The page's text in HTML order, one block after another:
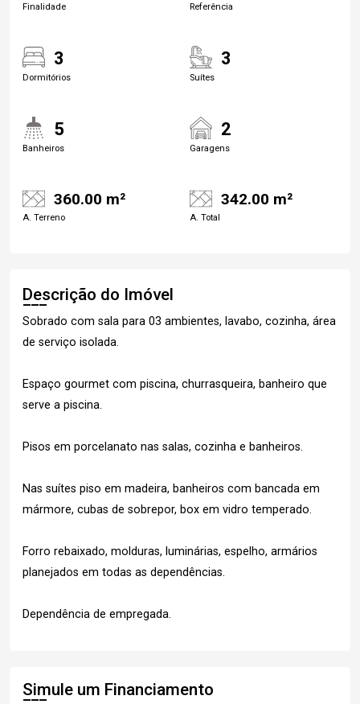
Finalidade Referência
3
Dormitórios
3
Suítes
5
Banheiros
2
Garagens
360.00 m²
A. Terreno
342.00 m²
A. Total
Descrição do Imóvel
Sobrado com sala para 03 ambientes, lavabo, cozinha, área
de serviço isolada.
Espaço gourmet com piscina, churrasqueira, banheiro que
serve a piscina.
Pisos em porcelanato nas salas, cozinha e banheiros.
Nas suítes piso em madeira, banheiros com bancada em
mármore, cubas de sobrepor, box em vidro temperado.
Forro rebaixado, molduras, luminárias, espelho, armários
planejados em todas as dependências.
Dependência de empregada.
Simule um Financiamento